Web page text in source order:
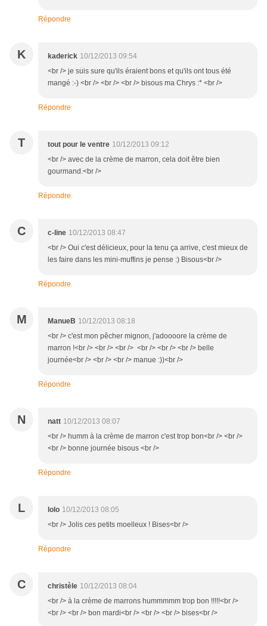
Répondre
K kaderick 10/12/2013 09:54
<br /> je suis sure qu'ils éraient bons et qu'ils ont tous été
mangé :-) <br /> <br /> <br /> bisous ma Chrys :* <br />
Répondre
T tout pour le ventre 10/12/2013 09:12
<br /> avec de la crème de marron, cela doit être bien
gourmand.<br />
Répondre
C c-line 10/12/2013 08:47
<br /> Oui c'est délicieux, pour la tenu ça arrive, c'est mieux de
les faire dans les mini-muffins je pense :) Bisous<br />
Répondre
M ManueB 10/12/2013 08:18
<br /> c'est mon pêcher mignon, j'adoooore la crème de
marron !<br /> <br /> <br /> <br /> <br /> <br /> belle
journée<br /> <br /> <br /> manue :))<br />
Répondre
N natt 10/12/2013 08:07
<br /> humm à la crème de marron c'est trop bon<br /> <br />
<br /> bonne journée bisous <br />
Répondre
L lolo 10/12/2013 08:05
<br /> Jolis ces petits moelleux ! Bises<br />
Répondre
C christèle 10/12/2013 08:04
<br /> à la crème de marrons hummmmm trop bon !!!!!<br />
<br /> <br /> bon mardi<br /> <br /> <br /> bises<br />